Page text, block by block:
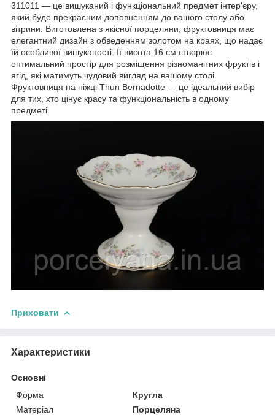
311011 — це вишуканий і функціональний предмет інтер'єру,
який буде прекрасним доповненням до вашого столу або
вітрини. Виготовлена з якісної порцеляни, фруктовниця має
елегантний дизайн з обведенням золотом на краях, що надає
їй особливої вишуканості. Її висота 16 см створює
оптимальний простір для розміщення різноманітних фруктів і
ягід, які матимуть чудовий вигляд на вашому столі.
Фруктовниця на ніжці Thun Bernadotte — це ідеальний вибір
для тих, хто цінує красу та функціональність в одному
предметі.
Приховати
Характеристики
Основні
Форма
Кругла
Матеріал
Порцеляна